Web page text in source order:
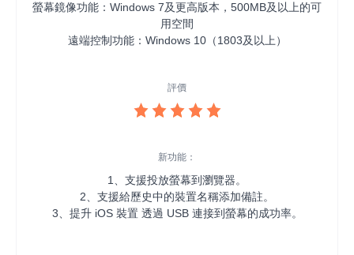
安卓5.0及更高版本
螢幕鏡像功能：Windows 7及更高版本，500MB及以上的可
用空間
遠端控制功能：Windows 10（1803及以上）
評價
新功能：
1、支援投放螢幕到瀏覽器。
2、支援給歷史中的裝置名稱添加備註。
3、提升 iOS 裝置 透過 USB 連接到螢幕的成功率。
macOS 10.11及更高版本，500MB 及以上可用空間
1、支援投放螢幕到瀏覽器。
2、支援給歷史中的裝置名稱添加備註。
3、提升 iOS 裝置 透過 USB 連接到螢幕的成功率。
安卓7.0及更高版本
1、新增投放螢幕歷史裝置備註功能。
2、支援投放螢幕到瀏覽器。
3、其他Bug修正和細節優化。
iOS 11及更高版本
1、iOS 新增接收屏幕功能。
2、其他Bug修正和細節優化。
支援的網絡瀏覽器：Safari、Chrome、Microsoft Edge、
Yandex
安卓5.0及更高版本
螢幕鏡像功能：Windows 7及更高版本，500MB及以上的可
用空間
遠端控制功能：Windows 10（1803及以上）
評價
新功能：
1、支援投放螢幕到瀏覽器。
2、支援給歷史中的裝置名稱添加備註。
3、提升 iOS 裝置 透過 USB 連接到螢幕的成功率。